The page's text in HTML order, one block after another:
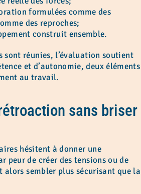
formulées comme des
des reproches;
construit ensemble.
sont réunies, l’évaluation soutient
et d’autonomie, deux éléments
au travail.
sans briser
hésitent à donner une
peur de créer des tensions ou de
alors sembler plus sécurisant que la